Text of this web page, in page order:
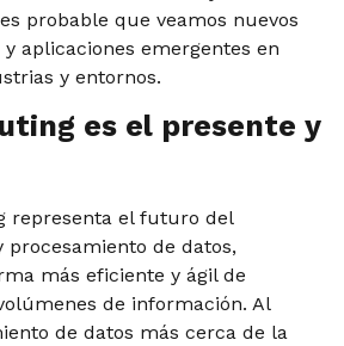
probable que veamos nuevos
y aplicaciones emergentes en
y entornos.
es el presente y
representa el futuro del
procesamiento de datos,
más eficiente y ágil de
de información. Al
de datos más cerca de la